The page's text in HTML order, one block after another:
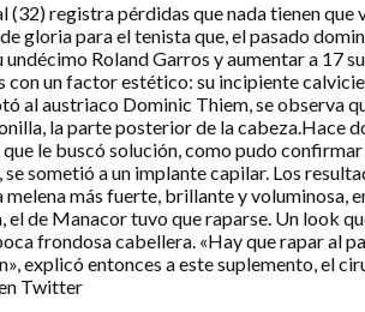
(32) registra pérdidas que nada tienen
gloria para el tenista que, el pasado
undécimo Roland Garros y aumentar a 17
con un factor estético: su incipiente
al austriaco Dominic Thiem, se observa
la parte posterior de la cabeza.Hace
le buscó solución, como pudo
sometió a un implante capilar. Los
melena más fuerte, brillante y
el de Manacor tuvo que raparse. Un look
frondosa cabellera. «Hay que rapar al
explicó entonces a este suplemento, el
Twitter